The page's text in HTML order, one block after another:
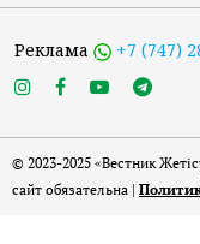
Реклама +7 (747)
© 2023-2025 «Вестник
сайт обязательна |